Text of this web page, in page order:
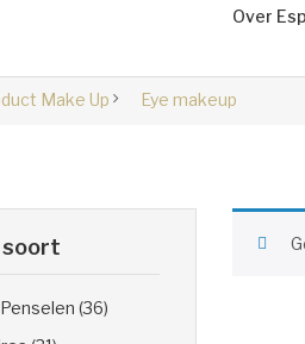
Over
Make Up Eye makeup
soort
(36)